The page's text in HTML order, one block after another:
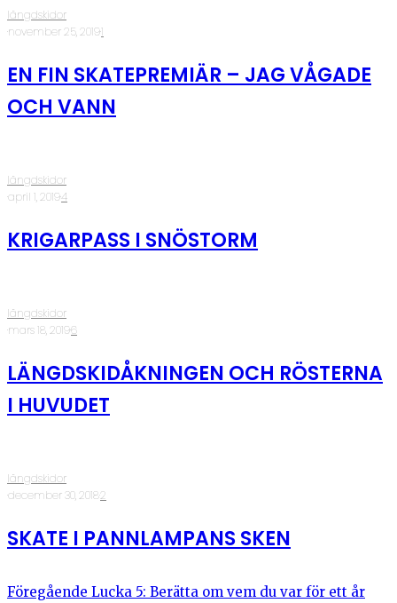
längdskidor
·november 25, 2019·1
EN FIN SKATEPREMIÄR – JAG VÅGADE
OCH VANN
längdskidor
·april 1, 2019·4
KRIGARPASS I SNÖSTORM
längdskidor
·mars 18, 2019·6
LÄNGDSKIDÅKNINGEN OCH RÖSTERNA
I HUVUDET
längdskidor
·december 30, 2018·2
SKATE I PANNLAMPANS SKEN
Föregående Lucka 5: Berätta om vem du var för ett år